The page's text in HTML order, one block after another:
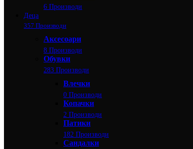
6 Производи
Деца
357 Производи
Аксесоари
8 Производи
Обувки
283 Производи
Влечки
0 Производи
Копачки
2 Производи
Патики
182 Производи
Сандалки